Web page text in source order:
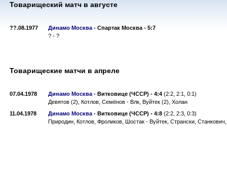
Товарищеский матч в августе
??.08.1977 Динамо Москва - Спартак Москва - 5:7
? - ?
Товарищеские матчи в апреле
07.04.1978 Динамо Москва - Витковице (ЧССР) - 4:4 (2:2, 2:1, 0:1)
Девятов (2), Котлов, Семёнов - Влк, Вуйтек (2), Холан
11.04.1978
Динамо Москва - Витковице (ЧССР) - 4:8 (2:2, 2:3, 0:3)
Природин, Котлов, Фроликов, Шостак - Вуйтек, Странски,